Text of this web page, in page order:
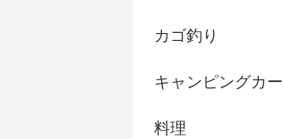
カゴ釣り
キャンピングカー
料理